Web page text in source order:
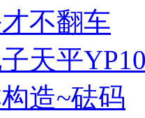
不翻车
天平
造~砝码